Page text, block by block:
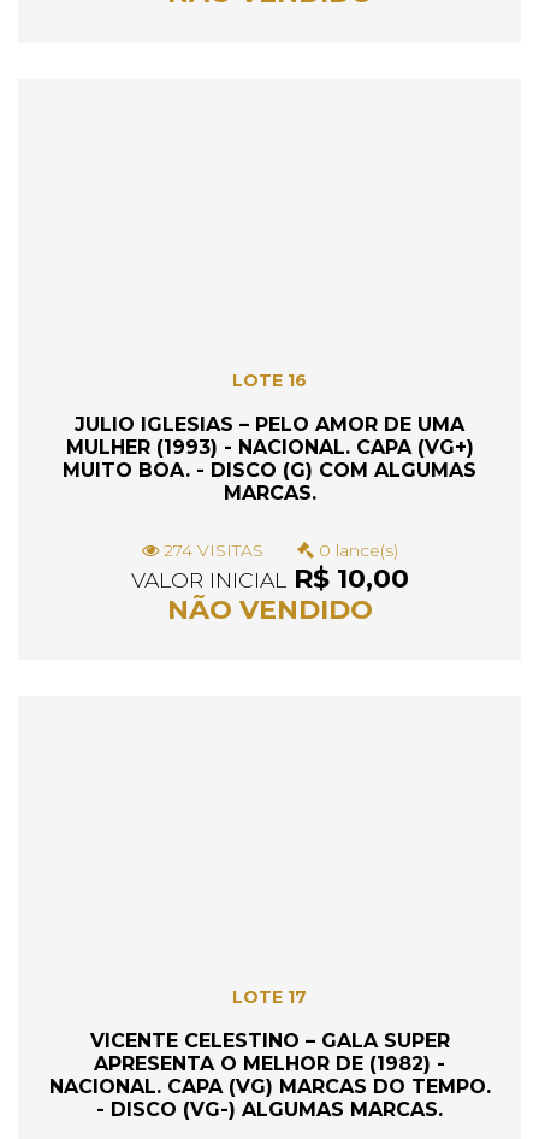
LOTE 16
JULIO IGLESIAS – PELO AMOR DE UMA
MULHER (1993) - NACIONAL. CAPA (VG+)
MUITO BOA. - DISCO (G) COM ALGUMAS
MARCAS.
274 VISITAS 0 lance(s)
VALOR INICIAL R$ 10,00
NÃO VENDIDO
LOTE 17
VICENTE CELESTINO – GALA SUPER
APRESENTA O MELHOR DE (1982) -
NACIONAL. CAPA (VG) MARCAS DO TEMPO.
- DISCO (VG-) ALGUMAS MARCAS.